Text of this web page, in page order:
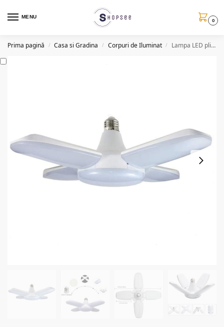
MENU
0
Prima pagină / Casa si Gradina / Corpuri de Iluminat / Lampa LED pliabila, 4 brate, E26/E27, 60W